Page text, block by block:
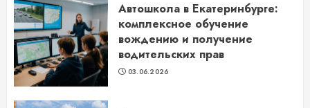
Автошкола в Екатеринбурге:
комплексное обучение
вождению и получение
водительских прав
03.06.2026